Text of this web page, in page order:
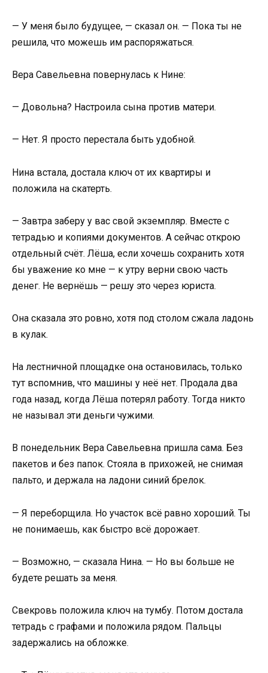
— У меня было будущее, — сказал он. — Пока ты не
решила, что можешь им распоряжаться.
Вера Савельевна повернулась к Нине:
— Довольна? Настроила сына против матери.
— Нет. Я просто перестала быть удобной.
Нина встала, достала ключ от их квартиры и
положила на скатерть.
— Завтра заберу у вас свой экземпляр. Вместе с
тетрадью и копиями документов. А сейчас открою
отдельный счёт. Лёша, если хочешь сохранить хотя
бы уважение ко мне — к утру верни свою часть
денег. Не вернёшь — решу это через юриста.
Она сказала это ровно, хотя под столом сжала ладонь
в кулак.
На лестничной площадке она остановилась, только
тут вспомнив, что машины у неё нет. Продала два
года назад, когда Лёша потерял работу. Тогда никто
не называл эти деньги чужими.
В понедельник Вера Савельевна пришла сама. Без
пакетов и без папок. Стояла в прихожей, не снимая
пальто, и держала на ладони синий брелок.
— Я переборщила. Но участок всё равно хороший. Ты
не понимаешь, как быстро всё дорожает.
— Возможно, — сказала Нина. — Но вы больше не
будете решать за меня.
Свекровь положила ключ на тумбу. Потом достала
тетрадь с графами и положила рядом. Пальцы
задержались на обложке.